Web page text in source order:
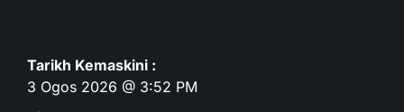
Tarikh Kemaskini :
3 Ogos 2026 @ 3:52 PM